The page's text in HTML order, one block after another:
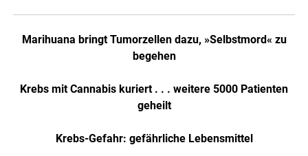
Marihuana bringt Tumorzellen dazu, »Selbstmord« zu
begehen
Krebs mit Cannabis kuriert . . . weitere 5000 Patienten
geheilt
Krebs-Gefahr: gefährliche Lebensmittel